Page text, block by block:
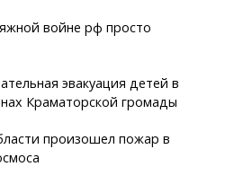
войне рф просто
эвакуация детей в
Краматорской громады
произошел пожар в